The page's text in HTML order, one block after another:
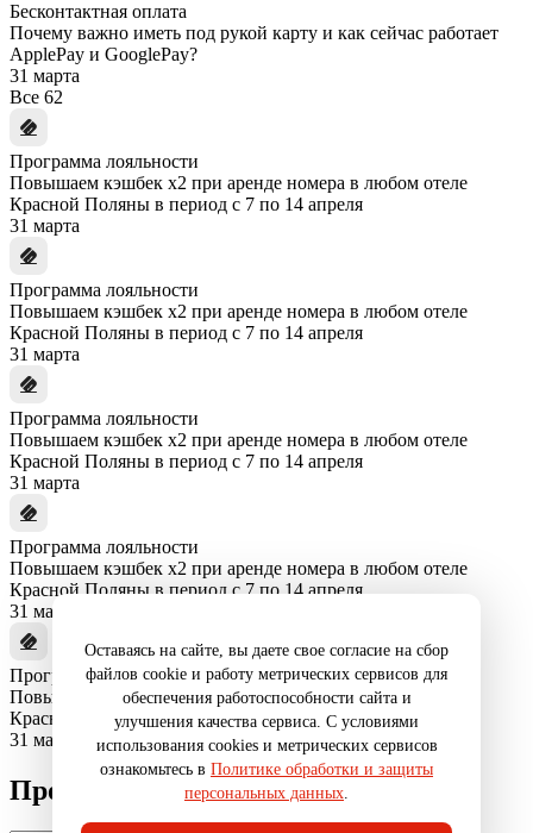
Оставаясь на сайте, вы даете свое согласие на сбор
файлов cookie и работу метрических сервисов для
обеспечения работоспособности сайта и
улучшения качества сервиса. С условиями
использования cookies и метрических сервисов
ознакомьтесь в Политике обработки и защиты
персональных данных.
Бесконтактная оплата
Почему важно иметь под рукой карту и как сейчас работает
ApplePay и GooglePay?
31 марта
Все 62
Программа лояльности
Повышаем кэшбек x2 при аренде номера в любом отеле
Красной Поляны в период с 7 по 14 апреля
31 марта
Программа лояльности
Повышаем кэшбек x2 при аренде номера в любом отеле
Красной Поляны в период с 7 по 14 апреля
31 марта
Программа лояльности
Повышаем кэшбек x2 при аренде номера в любом отеле
Красной Поляны в период с 7 по 14 апреля
31 марта
Программа лояльности
Повышаем кэшбек x2 при аренде номера в любом отеле
Красной Поляны в период с 7 по 14 апреля
31 марта
Программа лояльности
Повышаем кэшбек x2 при аренде номера в любом отеле
Красной Поляны в период с 7 по 14 апреля
31 марта
Промокод